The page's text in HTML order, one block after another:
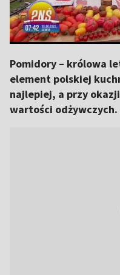
Pomidory – królowa
element polskiej
najlepiej, a przy
wartości odżywczych.